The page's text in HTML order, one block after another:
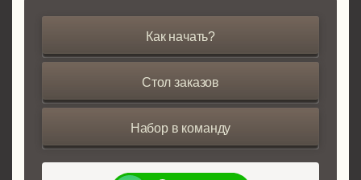
Как начать?
Стол заказов
Набор в команду